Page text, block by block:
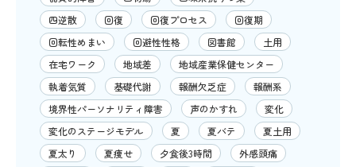
四逆散
回復 回復プロセス
回復期
回転性めまい
回避性性格 図書館
土用
在宅ワーク
地域差
地域産業保健センター
執着気質
基礎代謝 報酬欠乏症
報酬系
境界性パーソナリティ障害
声のかすれ
変化
変化のステージモデル
夏 夏バテ
夏土用
夏太り
夏痩せ 夕食後3時間
外感頭痛